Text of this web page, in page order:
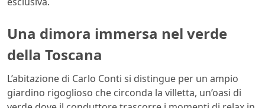
Una dimora immersa nel verde
della Toscana
L’abitazione di Carlo Conti si distingue per un ampio
giardino rigoglioso che circonda la villetta, un’oasi di